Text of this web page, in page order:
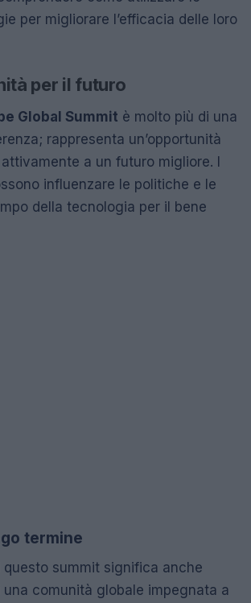
per migliorare l’efficacia delle loro
per il futuro
Global Summit è molto più di una
rappresenta un’opportunità
a un futuro migliore. I
influenzare le politiche e le
della tecnologia per il bene
termine
questo summit significa anche
una comunità globale impegnata a